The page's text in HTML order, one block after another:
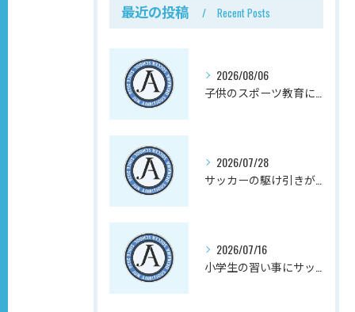
最近の投稿 Recent Posts
2026/08/06
子供のスポーツ教育にサッカーが向く理由、実は心の成長にある
2026/07/28
サッカーの駆け引きが子供の社会性と向上心を育む理由
2026/07/16
小学生の習い事にサッカーを選ぶと、放課後の不安が減る理由